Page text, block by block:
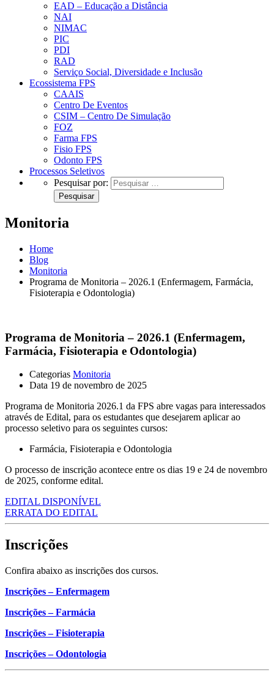
EAD – Educação a Distância
NAI
NIMAC
PIC
PDI
RAD
Serviço Social, Diversidade e Inclusão
Ecossistema FPS
CAAIS
Centro De Eventos
CSIM – Centro De Simulação
FOZ
Farma FPS
Fisio FPS
Odonto FPS
Processos Seletivos
Pesquisar por:
Monitoria
Home
Blog
Monitoria
Programa de Monitoria – 2026.1 (Enfermagem, Farmácia,
Fisioterapia e Odontologia)
Programa de Monitoria – 2026.1 (Enfermagem,
Farmácia, Fisioterapia e Odontologia)
Categorias Monitoria
Data 19 de novembro de 2025
Programa de Monitoria 2026.1 da FPS abre vagas para interessados
através de Edital, para os estudantes que desejarem aplicar ao
processo seletivo para os seguintes cursos:
Farmácia, Fisioterapia e Odontologia
O processo de inscrição acontece entre os dias 19 e 24 de novembro
de 2025, conforme edital.
EDITAL DISPONÍVEL
ERRATA DO EDITAL
Inscrições
Confira abaixo as inscrições dos cursos.
Inscrições – Enfermagem
Inscrições – Farmácia
Inscrições – Fisioterapia
Inscrições – Odontologia